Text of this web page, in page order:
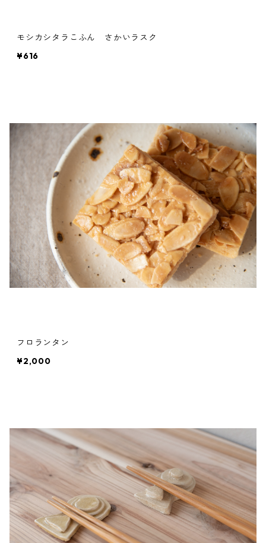
モシカシタラこふん さかいラスク
¥616
フロランタン
¥2,000